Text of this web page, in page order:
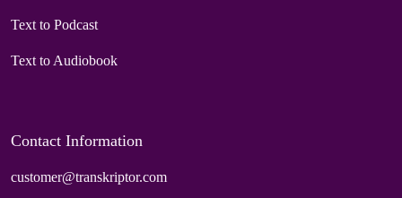
Text to Podcast
Text to Audiobook
Contact Information
customer@transkriptor.com